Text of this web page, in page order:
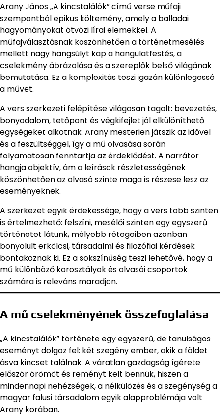
Arany János „A kincstalálók” című verse műfaji
szempontból epikus költemény, amely a balladai
hagyományokat ötvözi lírai elemekkel. A
műfajválasztásnak köszönhetően a történetmesélés
mellett nagy hangsúlyt kap a hangulatfestés, a
cselekmény ábrázolása és a szereplők belső világának
bemutatása. Ez a komplexitás teszi igazán különlegessé
a művet.
A vers szerkezeti felépítése világosan tagolt: bevezetés,
bonyodalom, tetőpont és végkifejlet jól elkülöníthető
egységeket alkotnak. Arany mesterien játszik az idővel
és a feszültséggel, így a mű olvasása során
folyamatosan fenntartja az érdeklődést. A narrátor
hangja objektív, ám a leírások részletességének
köszönhetően az olvasó szinte maga is részese lesz az
eseményeknek.
A szerkezet egyik érdekessége, hogy a vers több szinten
is értelmezhető: felszíni, mesélői szinten egy egyszerű
történetet látunk, mélyebb rétegeiben azonban
bonyolult erkölcsi, társadalmi és filozófiai kérdések
bontakoznak ki. Ez a sokszínűség teszi lehetővé, hogy a
mű különböző korosztályok és olvasói csoportok
számára is releváns maradjon.
A mű cselekményének összefoglalása
„A kincstalálók” története egy egyszerű, de tanulságos
eseményt dolgoz fel: két szegény ember, akik a földet
ásva kincset találnak. A váratlan gazdagság ígérete
először örömöt és reményt kelt bennük, hiszen a
mindennapi nehézségek, a nélkülözés és a szegénység a
magyar falusi társadalom egyik alapproblémája volt
Arany korában.